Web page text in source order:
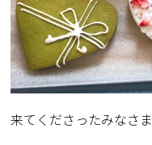
来てくださったみなさ